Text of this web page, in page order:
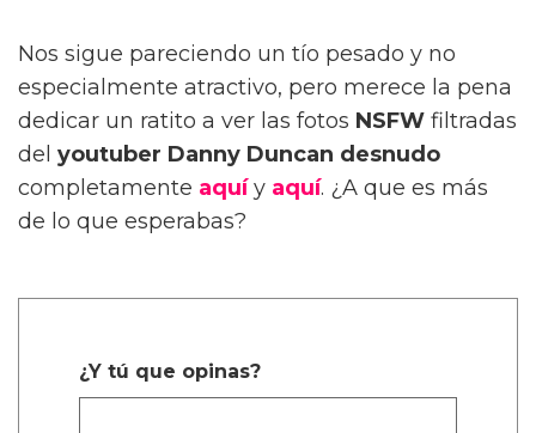
Nos sigue pareciendo un tío pesado y no
especialmente atractivo, pero merece la pena
dedicar un ratito a ver las fotos NSFW filtradas
del youtuber Danny Duncan desnudo
completamente aquíy aquí. ¿A que es más
de lo que esperabas?
¿Y tú que opinas?